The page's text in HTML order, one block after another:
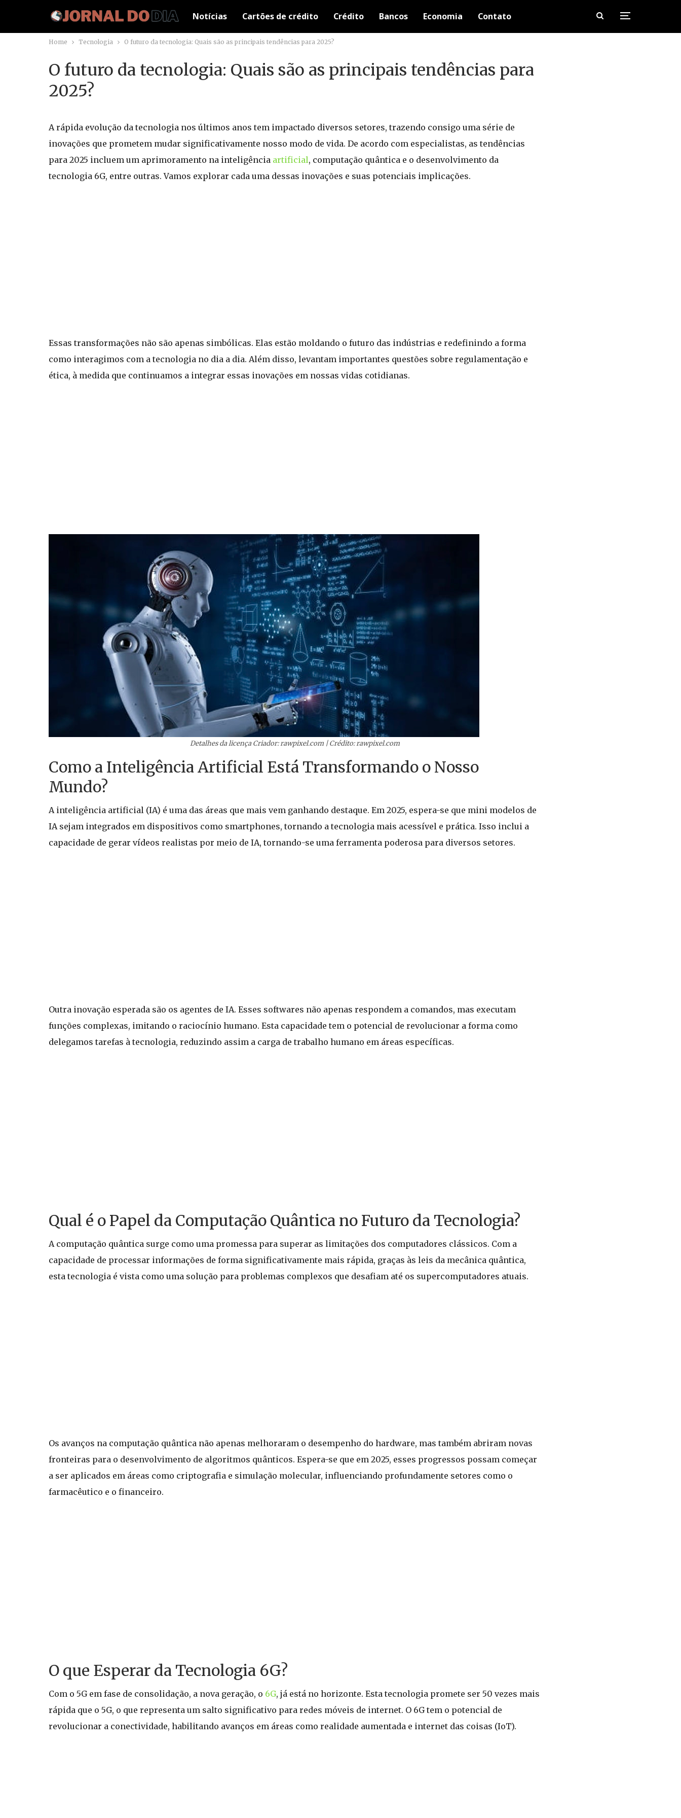
Notícias Cartões de crédito Crédito Bancos Economia Contato
Home Tecnologia O futuro da tecnologia: Quais são as principais tendências para 2025?
O futuro da tecnologia: Quais são as principais tendências para
2025?
A rápida evolução da tecnologia nos últimos anos tem impactado diversos setores, trazendo consigo uma série de
inovações que prometem mudar significativamente nosso modo de vida. De acordo com especialistas, as tendências
para 2025 incluem um aprimoramento na inteligência artificial, computação quântica e o desenvolvimento da
tecnologia 6G, entre outras. Vamos explorar cada uma dessas inovações e suas potenciais implicações.
Essas transformações não são apenas simbólicas. Elas estão moldando o futuro das indústrias e redefinindo a forma
como interagimos com a tecnologia no dia a dia. Além disso, levantam importantes questões sobre regulamentação e
ética, à medida que continuamos a integrar essas inovações em nossas vidas cotidianas.
Detalhes da licença Criador: rawpixel.com | Crédito: rawpixel.com
Como a Inteligência Artificial Está Transformando o Nosso
Mundo?
A inteligência artificial (IA) é uma das áreas que mais vem ganhando destaque. Em 2025, espera-se que mini modelos de
IA sejam integrados em dispositivos como smartphones, tornando a tecnologia mais acessível e prática. Isso inclui a
capacidade de gerar vídeos realistas por meio de IA, tornando-se uma ferramenta poderosa para diversos setores.
Outra inovação esperada são os agentes de IA. Esses softwares não apenas respondem a comandos, mas executam
funções complexas, imitando o raciocínio humano. Esta capacidade tem o potencial de revolucionar a forma como
delegamos tarefas à tecnologia, reduzindo assim a carga de trabalho humano em áreas específicas.
Qual é o Papel da Computação Quântica no Futuro da Tecnologia?
A computação quântica surge como uma promessa para superar as limitações dos computadores clássicos. Com a
capacidade de processar informações de forma significativamente mais rápida, graças às leis da mecânica quântica,
esta tecnologia é vista como uma solução para problemas complexos que desafiam até os supercomputadores atuais.
Os avanços na computação quântica não apenas melhoraram o desempenho do hardware, mas também abriram novas
fronteiras para o desenvolvimento de algoritmos quânticos. Espera-se que em 2025, esses progressos possam começar
a ser aplicados em áreas como criptografia e simulação molecular, influenciando profundamente setores como o
farmacêutico e o financeiro.
O que Esperar da Tecnologia 6G?
Com o 5G em fase de consolidação, a nova geração, o 6G, já está no horizonte. Esta tecnologia promete ser 50 vezes mais
rápida que o 5G, o que representa um salto significativo para redes móveis de internet. O 6G tem o potencial de
revolucionar a conectividade, habilitando avanços em áreas como realidade aumentada e internet das coisas (IoT).